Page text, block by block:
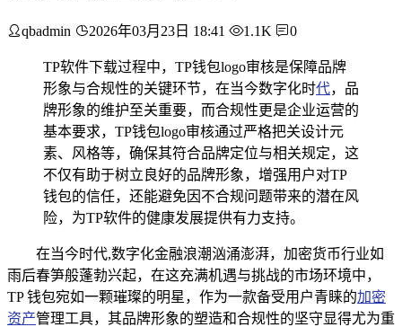
qbadmin 2026年03月23日 18:41 1.1K 0
TP软件下载过程中，TP钱包logo审核是保障品牌
形象与合规性的关键环节，在当今数字化时代，品
牌形象的维护至关重要，而合规性更是企业运营的
基本要求，TP钱包logo审核通过严格把关设计元
素、风格等，确保其符合品牌定位与相关规定，这
不仅有助于树立良好的品牌形象，增强用户对TP
钱包的信任，还能避免因不合规问题带来的潜在风
险，为TP软件的健康发展提供有力支持。
在当今时代,数字化金融浪潮汹涌澎湃，加密货币行业如
雨后春笋般蓬勃兴起，在这充满机遇与挑战的市场环境中，
TP 钱包宛如一颗璀璨的明星，作为一款备受用户青睐的加密
资产管理工具，其品牌形象的塑造和合规性的坚守显得尤为重